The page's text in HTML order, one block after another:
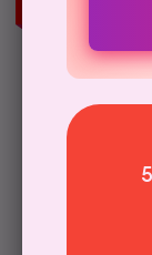
%100
Şifre
3D
7/24